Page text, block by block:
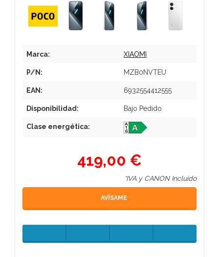
Marca: XIAOMI
P/N: MZB0NVTEU
EAN: 6932554412555
Disponibilidad: Bajo Pedido
Clase energética:
419,00 €
*IVA y CANON Incluido
AVÍSAME